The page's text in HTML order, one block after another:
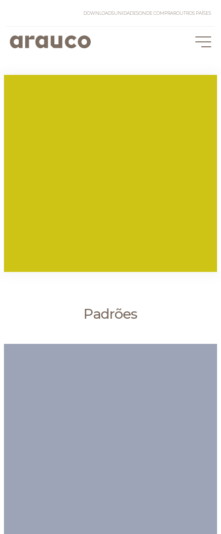
DOWNLOADSUNIDADESONDE COMPRAROUTROS PAÍSES
Padrões